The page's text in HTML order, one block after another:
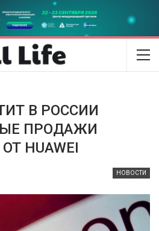
В РОССИИ
ПРОДАЖИ
HUAWEI
НОВОСТИ